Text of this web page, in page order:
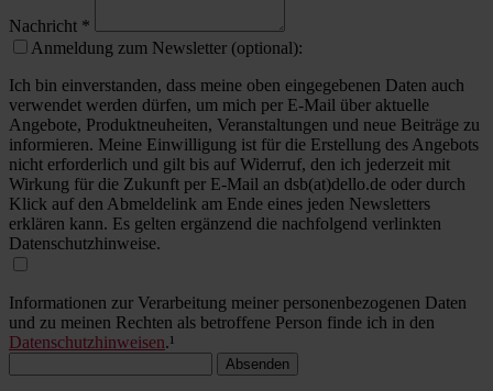
Nachricht *
Anmeldung zum Newsletter (optional):
Ich bin einverstanden, dass meine oben eingegebenen Daten auch
verwendet werden dürfen, um mich per E-Mail über aktuelle
Angebote, Produktneuheiten, Veranstaltungen und neue Beiträge zu
informieren. Meine Einwilligung ist für die Erstellung des Angebots
nicht erforderlich und gilt bis auf Widerruf, den ich jederzeit mit
Wirkung für die Zukunft per E-Mail an dsb(at)dello.de oder durch
Klick auf den Abmeldelink am Ende eines jeden Newsletters
erklären kann. Es gelten ergänzend die nachfolgend verlinkten
Datenschutzhinweise.
Informationen zur Verarbeitung meiner personenbezogenen Daten
und zu meinen Rechten als betroffene Person finde ich in den
Datenschutzhinweisen.¹
Absenden